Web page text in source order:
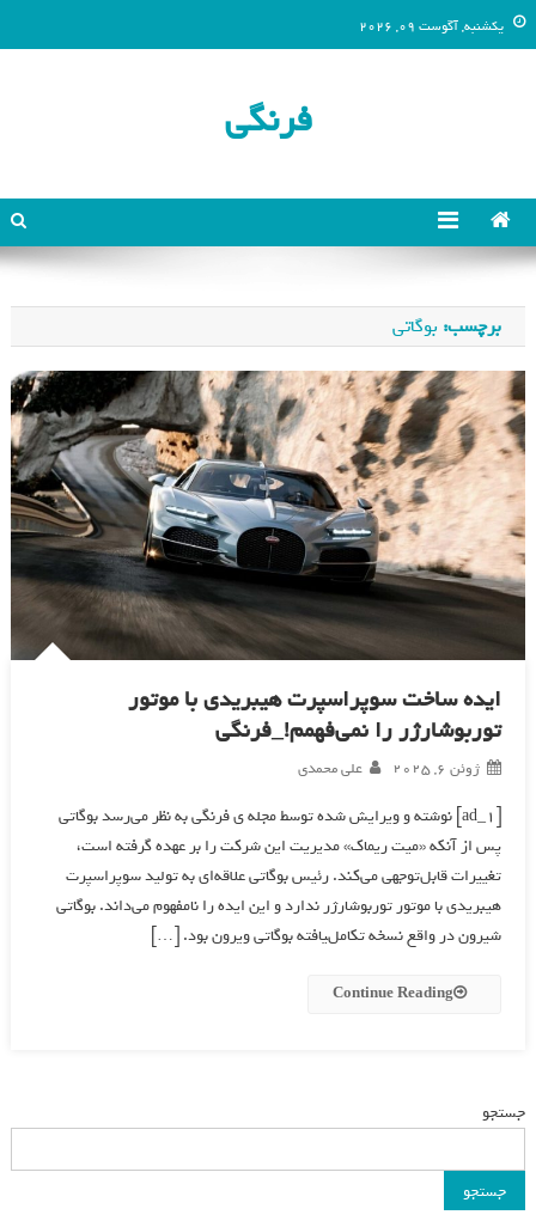
یکشنبه, آگوست 09, 2026
فرنگی
برچسب: بوگاتی
ایده ساخت سوپراسپرت هیبریدی با موتور
توربوشارژر را نمی‌فهمم!_فرنگی
ژوئن 6, 2025 علی محمدی
[ad_1] نوشته و ویرایش شده توسط مجله ی فرنگی به نظر می‌رسد بوگاتی
پس از آنکه «میت ریماک» مدیریت این شرکت را بر عهده گرفته است،
تغییرات قابل‌توجهی می‌کند. رئیس بوگاتی علاقه‌ای به تولید سوپراسپرت
هیبریدی با موتور توربوشارژر ندارد و این ایده را نامفهوم می‌داند. بوگاتی
شیرون در واقع نسخه تکامل‌‍یافته بوگاتی ویرون بود. […]
Continue Reading
جستجو
جستجو